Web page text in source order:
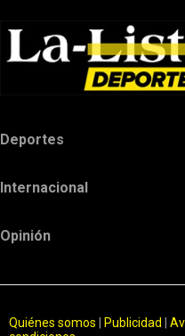
Deportes
Internacional
Opinión
Quiénes somos Publicidad